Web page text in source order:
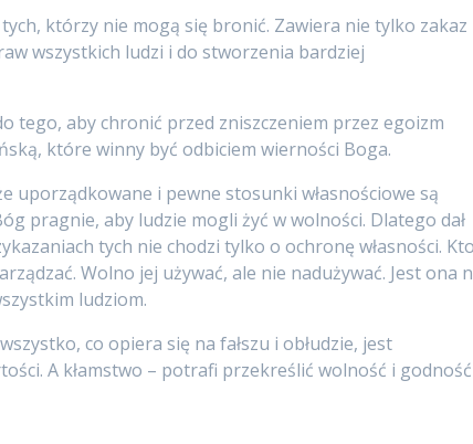
którzy nie mogą się bronić. Zawiera nie tylko zakaz
wszystkich ludzi i do stworzenia bardziej
tego, aby chronić przed zniszczeniem przez egoizm
które winny być odbiciem wierności Boga.
uporządkowane i pewne stosunki własnościowe są
pragnie, aby ludzie mogli żyć w wolności. Dlatego dał
tych nie chodzi tylko o ochronę własności. Kto
Wolno jej używać, ale nie nadużywać. Jest ona
ludziom.
co opiera się na fałszu i obłudzie, jest
A kłamstwo – potrafi przekreślić wolność i godność